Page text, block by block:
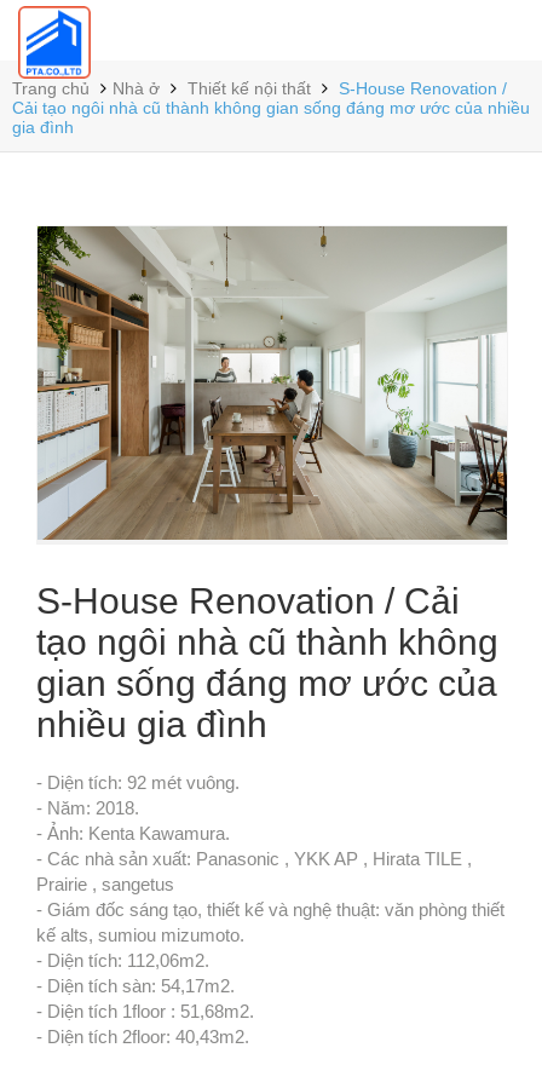
Trang chủ Nhà ở Thiết kế nội thất
S-House Renovation /
Cải tạo ngôi nhà cũ thành không gian sống đáng mơ ước của nhiều
gia đình
S-House Renovation / Cải
tạo ngôi nhà cũ thành không
gian sống đáng mơ ước của
nhiều gia đình
- Diện tích: 92 mét vuông.
- Năm: 2018.
- Ảnh: Kenta Kawamura.
- Các nhà sản xuất: Panasonic , YKK AP , Hirata TILE ,
Prairie , sangetus
- Giám đốc sáng tạo, thiết kế và nghệ thuật: văn phòng thiết
kế alts, sumiou mizumoto.
- Diện tích: 112,06m2.
- Diện tích sàn: 54,17m2.
- Diện tích 1floor : 51,68m2.
- Diện tích 2floor: 40,43m2.